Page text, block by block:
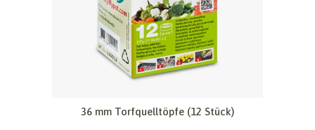
36 mm Torfquelltöpfe (12 Stück)